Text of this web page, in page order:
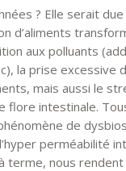
? Elle serait
d’aliments
aux polluants
la prise excessive
mais aussi le
flore intestinale.
de
perméabilité
terme, nous